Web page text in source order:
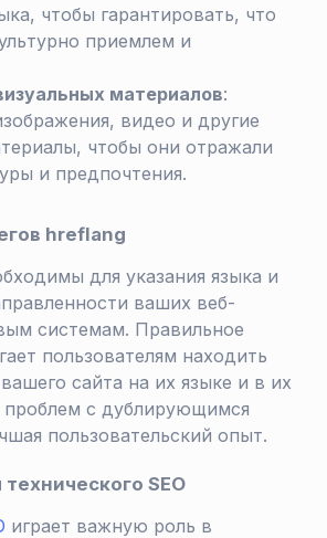
чтобы гарантировать, что
приемлем и
материалов:
видео и другие
чтобы они отражали
и предпочтения.
hreflang
для указания языка и
ваших веб-
системам. Правильное
пользователям находить
сайта на их языке и в их
проблем с дублирующимся
пользовательский опыт.
SEO
играет важную роль в